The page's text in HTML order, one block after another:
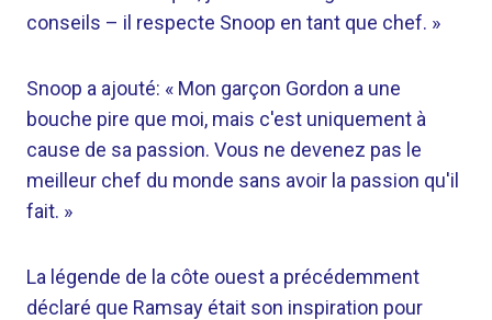
conseils – il respecte Snoop en tant que chef. »
Snoop a ajouté: « Mon garçon Gordon a une
bouche pire que moi, mais c'est uniquement à
cause de sa passion. Vous ne devenez pas le
meilleur chef du monde sans avoir la passion qu'il
fait. »
La légende de la côte ouest a précédemment
déclaré que Ramsay était son inspiration pour